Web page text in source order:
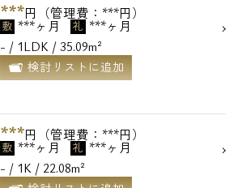
***円（管理費：***円）
敷 ***ヶ月 礼 ***ヶ月
- / 1LDK / 35.09m²
検討リストに追加
***円（管理費：***円）
敷 ***ヶ月 礼 ***ヶ月
- / 1K / 22.08m²